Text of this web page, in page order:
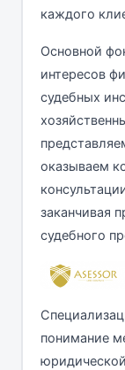
каждого
Основной
интересов
судебных
оказываем
заканчивая
судебного
понимание